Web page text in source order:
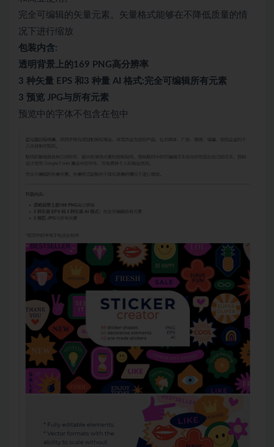
完全可编辑的矢量元素。矢量格式能够在不降低质量的情
况下进行缩放
包装内含:
透明背景上的169 PNG高分辨率
3 种矢量 EPS 和3 种量 AI 格式:完全可编辑所有元素
3 预览 JPG与所有元素
预览中的字体不包含在包中